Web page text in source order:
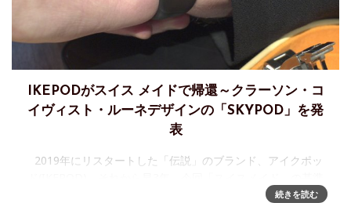
IKEPODがスイス メイドで帰還～クラーソン・コ
イヴィスト・ルーネデザインの「SKYPOD」を発
表
2019年にリスタートした「伝説」のブランド、アイクポッ
を満たしたSKYPODが限定で登場、そのデザインを手がけた
続きを読む